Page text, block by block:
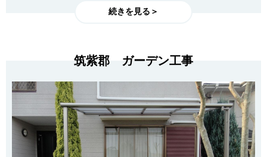
続きを見る＞
筑紫郡 ガーデン工事